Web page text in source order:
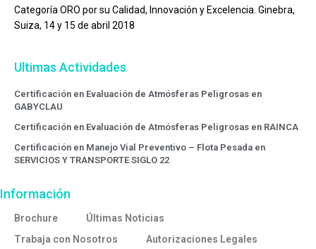
Categoría ORO por su Calidad, Innovación y Excelencia. Ginebra,
Suiza, 14 y 15 de abril 2018
Ultimas Actividades
Certificación en Evaluación de Atmósferas Peligrosas en
GABYCLAU
Certificación en Evaluación de Atmósferas Peligrosas en RAINCA
Certificación en Manejo Vial Preventivo – Flota Pesada en
SERVICIOS Y TRANSPORTE SIGLO 22
Información
Brochure
Últimas Noticias
Trabaja con Nosotros
Autorizaciones Legales